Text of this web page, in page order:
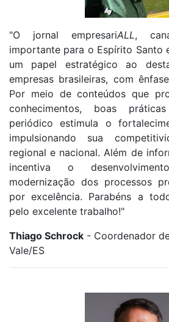
"O jornal empresariALL,
importante para o Espírito Santo
um papel estratégico ao
empresas brasileiras, com
Por meio de conteúdos que
conhecimentos, boas
periódico estimula o
impulsionando sua
regional e nacional. Além de
incentiva o
modernização dos processos
por excelência. Parabéns a
pelo excelente trabalho!"
Thiago Schrock - Coordenador
Vale/ES